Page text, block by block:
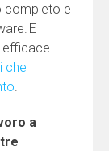
completo e
E
efficace
che
.
a